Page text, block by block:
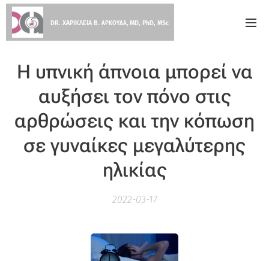
DR. ΧΑΡΙΚΛΕΙΑ Β. ΑΡΚΟΥΔΑ, MD, PhD, MSc
Η υπνική άπνοια μπορεί να
αυξήσει τον πόνο στις
αρθρώσεις και την κόπωση
σε γυναίκες μεγαλύτερης
ηλικίας
2022-03-17